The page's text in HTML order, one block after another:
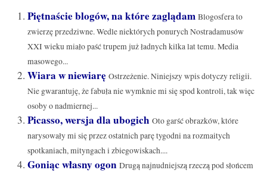
Piętnaście blogów, na które zaglądam Blogosfera to
zwierzę przedziwne. Wedle niektórych ponurych Nostradamusów
XXI wieku miało paść trupem już ładnych kilka lat temu. Media
masowego...
Wiara w niewiarę Ostrzeżenie. Niniejszy wpis dotyczy religii.
Nie gwarantuję, że fabuła nie wymknie mi się spod kontroli, tak więc
osoby o nadmiernej...
Picasso, wersja dla ubogich Oto garść obrazków, które
narysowały mi się przez ostatnich parę tygodni na rozmaitych
spotkaniach, mityngach i zbiegowiskach....
Goniąc własny ogon Drugą najnudniejszą rzeczą pod słońcem